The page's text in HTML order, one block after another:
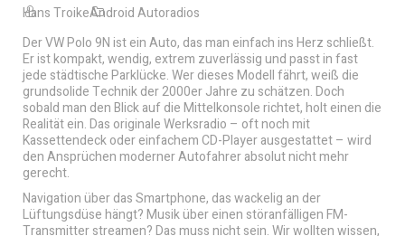
Hans TroikeAndroid Autoradios
Der VW Polo 9N ist ein Auto, das man einfach ins Herz schließt.
Er ist kompakt, wendig, extrem zuverlässig und passt in fast
jede städtische Parklücke. Wer dieses Modell fährt, weiß die
grundsolide Technik der 2000er Jahre zu schätzen. Doch
sobald man den Blick auf die Mittelkonsole richtet, holt einen die
Realität ein. Das originale Werksradio – oft noch mit
Kassettendeck oder einfachem CD-Player ausgestattet – wird
den Ansprüchen moderner Autofahrer absolut nicht mehr
gerecht.
Navigation über das Smartphone, das wackelig an der
Lüftungsdüse hängt? Musik über einen störanfälligen FM-
Transmitter streamen? Das muss nicht sein. Wir wollten wissen,